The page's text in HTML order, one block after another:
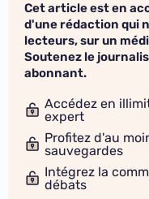
Cet article est en
d'une rédaction qui
lecteurs, sur un
Soutenez le
abonnant.
Accédez en
expert
Profitez d'au
sauvegardes
Intégrez la
débats